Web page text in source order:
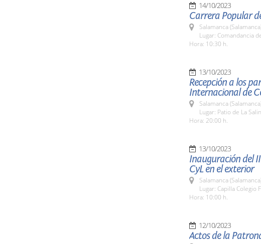
14/10/2023
Carrera Popular
Salamanca
Lugar: Comandancia
Hora: 10:30 h.
13/10/2023
Recepción a los
Internacional de
Salamanca
Lugar: Patio de La
Hora: 20:00 h.
13/10/2023
Inauguración del
CyL en el exterior
Salamanca
Lugar: Capilla Colegio
Hora: 10:00 h.
12/10/2023
Actos de la